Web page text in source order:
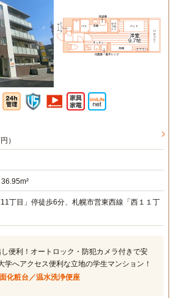
）
丁目」停徒歩6分、札幌市営東西線「西１１丁
便利！オートロック・防犯カメラ付きで安
学へアクセス便利な立地の学生マンション！
化粧台／温水洗浄便座